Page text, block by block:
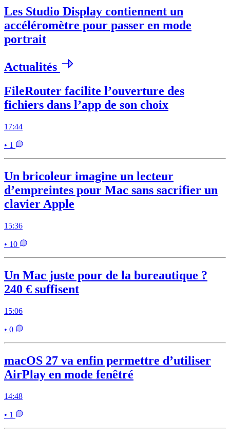
Les Studio Display contiennent un
accéléromètre pour passer en mode
portrait
Actualités
FileRouter facilite l’ouverture des
fichiers dans l’app de son choix
17:44
• 1
Un bricoleur imagine un lecteur
d’empreintes pour Mac sans sacrifier un
clavier Apple
15:36
• 10
Un Mac juste pour de la bureautique ?
240 € suffisent
15:06
• 0
macOS 27 va enfin permettre d’utiliser
AirPlay en mode fenêtré
14:48
• 1